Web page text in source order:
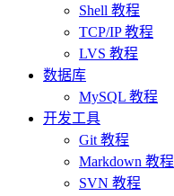
Shell 教程
TCP/IP 教程
LVS 教程
数据库
MySQL 教程
开发工具
Git 教程
Markdown 教程
SVN 教程